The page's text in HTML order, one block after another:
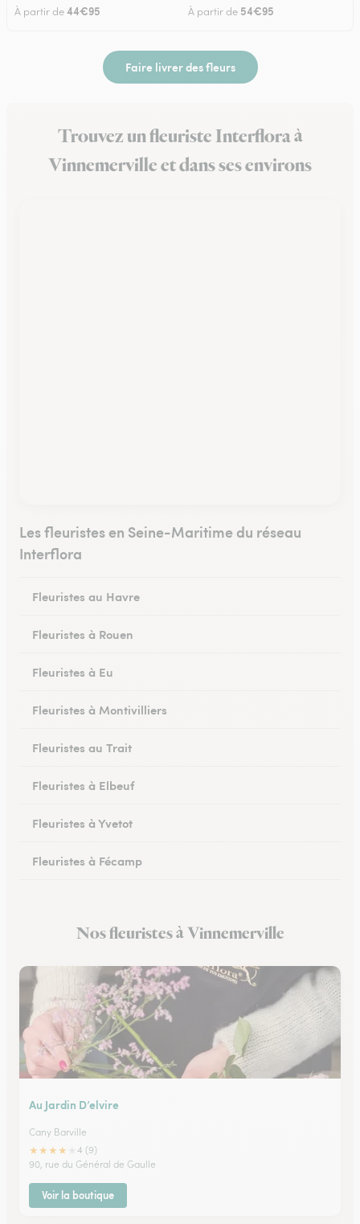
À partir de44€95 À partir de 54€95
Faire livrer des fleurs
Trouvez un fleuriste Interflora à
Vinnemerville et dans ses environs
Les fleuristes en Seine-Maritime du réseau
Interflora
Fleuristes au Havre
Fleuristes à Rouen
Fleuristes à Eu
Fleuristes à Montivilliers
Fleuristes au Trait
Fleuristes à Elbeuf
Fleuristes à Yvetot
Fleuristes à Fécamp
Fleuristes à Canteleu
Nos fleuristes à Vinnemerville
Au Jardin D’elvire
Cany Barville
★★★★
4 (9)
90, rue du Général de Gaulle
Voir la boutique